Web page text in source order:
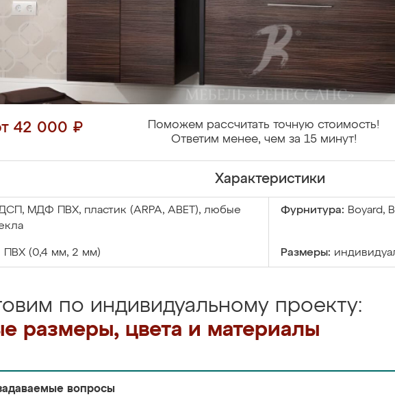
42 000 ₽
Поможем рассчитать точную стоимость!
Ответим менее, чем за 15 минут!
Характеристики
МДФ ПВХ, пластик (ARPA, ABET), любые
Фурнитура: Boyard,
ПВХ (0,4 мм, 2 мм) Размеры:
по индивидуальному проекту:
размеры, цвета и материалы
вопросы